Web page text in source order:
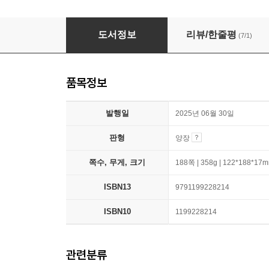
안온한 밤과 빛나는 낮의 문장들
도서정보 리뷰/한줄평 (7/1)
품목정보
발행일 2025년 06월 30일
판형 양장
쪽수, 무게, 크기 188쪽 | 358g |
ISBN13 9791199228214
ISBN10 1199228214
관련분류